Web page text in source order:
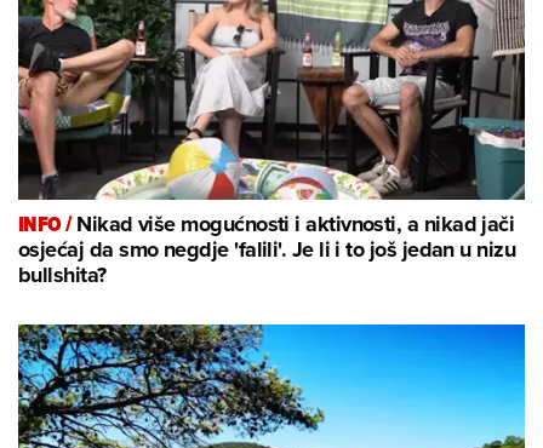
INFO /Nikad više mogućnosti i aktivnosti, a nikad jači
osjećaj da smo negdje 'falili'. Je li i to još jedan u nizu
bullshita?